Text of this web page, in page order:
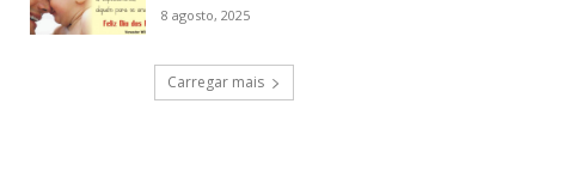
8 agosto, 2025
Carregar mais